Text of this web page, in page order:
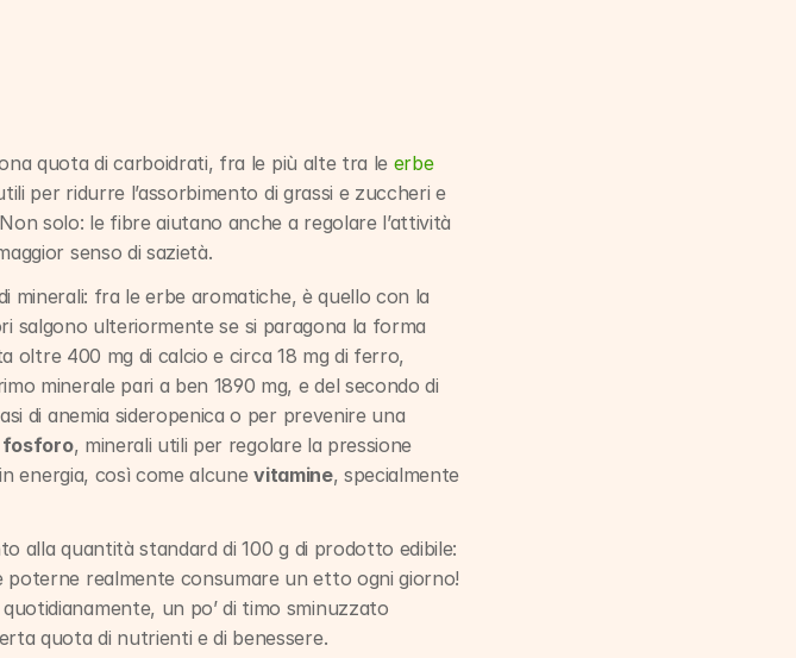
quota di carboidrati, fra le più alte tra le erbe
per ridurre l’assorbimento di grassi e zuccheri e
solo: le fibre aiutano anche a regolare l’attività
senso di sazietà.
fra le erbe aromatiche, è quello con la
salgono ulteriormente se si paragona la forma
oltre 400 mg di calcio e circa 18 mg di ferro,
minerale pari a ben 1890 mg, e del secondo di
di anemia sideropenica o per prevenire una
fosforo, minerali utili per regolare la pressione
energia, così come alcune vitamine, specialmente
alla quantità standard di 100 g di prodotto edibile:
poterne realmente consumare un etto ogni giorno!
un po’ di timo sminuzzato
quota di nutrienti e di benessere.